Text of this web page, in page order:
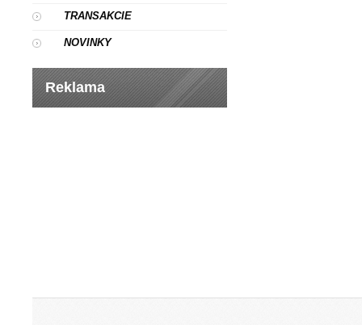
TRANSAKCIE
NOVINKY
Reklama